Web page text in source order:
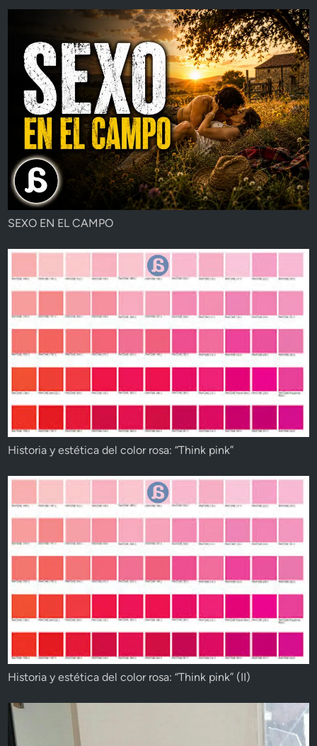
SEXO EN EL CAMPO
Historia y estética del color rosa: “Think pink”
Historia y estética del color rosa: “Think pink” (II)